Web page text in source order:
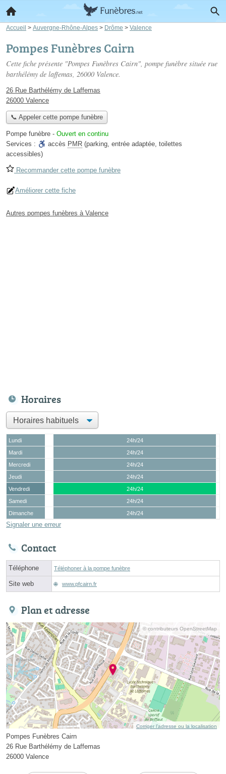
Accueil > Auvergne-Rhône-Alpes > Drôme > Valence
Pompes Funèbres Cairn
Cette fiche présente "Pompes Funèbres Cairn", pompe funèbre située rue
barthélémy de laffemas, 26000 Valence.
26 Rue Barthélémy de Laffemas
26000 Valence
📞 Appeler cette pompe funèbre
Pompe funèbre - Ouvert en continu
Services :
accès PMR (parking, entrée adaptée, toilettes
accessibles)
Recommander cette pompe funèbre
Améliorer cette fiche
Autres pompes funèbres à Valence
Horaires
Lundi
24h/24
Mardi
24h/24
Mercredi
24h/24
Jeudi
24h/24
Vendredi
24h/24
Samedi
24h/24
Dimanche
24h/24
Signaler une erreur
Contact
Téléphone Téléphoner à la pompe funèbre
Site web www.pfcairn.fr
Plan et adresse
© contributeurs OpenStreetMap
Corriger l’adresse ou la localisation
Pompes Funèbres Cairn
26 Rue Barthélémy de Laffemas
26000 Valence